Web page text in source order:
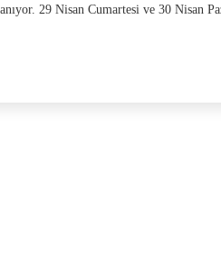
29 Nisan Cumartesi ve 30 Nisan